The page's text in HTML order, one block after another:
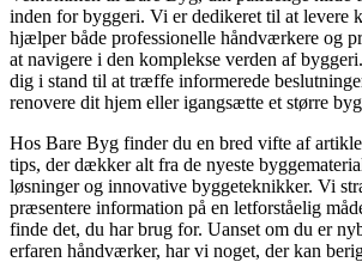
inden for byggeri. Vi er dedikeret til at levere
hjælper både professionelle håndværkere og
at navigere i den komplekse verden af
dig i stand til at træffe informerede
renovere dit hjem eller igangsætte et større
Hos Bare Byg finder du en bred vifte af
tips, der dækker alt fra de nyeste
løsninger og innovative byggeteknikker. Vi
præsentere information på en letforståelig
finde det, du har brug for. Uanset om du er
erfaren håndværker, har vi noget, der kan